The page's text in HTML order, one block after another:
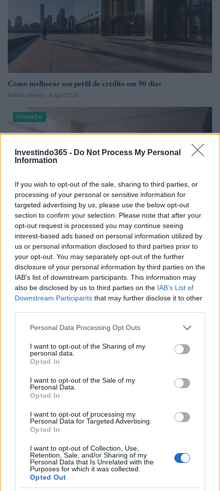
Investindo365 - Do Not Process My Personal
Information
If you wish to opt-out of the sale, sharing to third parties, or
processing of your personal or sensitive information for
targeted advertising by us, please use the below opt-out
section to confirm your selection. Please note that after your
opt-out request is processed you may continue seeing
interest-based ads based on personal information utilized by
us or personal information disclosed to third parties prior to
your opt-out. You may separately opt-out of the further
disclosure of your personal information by third parties on the
IAB’s list of downstream participants. This information may
also be disclosed by us to third parties on the IAB’s List of
Downstream Participants that may further disclose it to other
Please note that this website/app uses one or more Google
not limited to your visit or usage behaviour. You may click to
grant or deny consent to Google and its third-party tags to
use your data for below specified purposes in below Google
consent section.
Personal Data Processing Opt Outs
I want to opt-out of the Sharing of my
personal data.
Opted In
I want to opt-out of the Sale of my
Personal Data.
Opted In
I want to opt-out of processing my
Personal Data for Targeted Advertising.
Opted In
I want to opt-out of Collection, Use,
Retention, Sale, and/or Sharing of my
Personal Data that Is Unrelated with the
Purposes for which it was collected.
Opted Out
Como melhorar seu perfil de crédito em 90 dias
Rafael Oliveira · 8 ago 2026
FINANÇA
Rafael Sachete assume nova posição no Assaí: o que isso
significa para a empresa
Bruno Costa · 8 ago 2026
FINANÇA
Rendimentos de R$ 10 mil em diferentes investimentos com a
Selic a 14%
Bruno Costa · 7 ago 2026